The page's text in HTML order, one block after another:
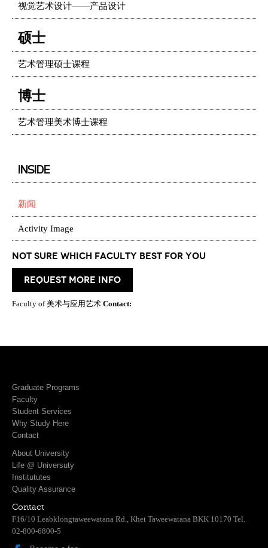
视觉艺术设计——产品设计
硕士
艺术管理硕士课程
博士
艺术管理美术博士课程
INSIDE
新闻
Activity Image
Not Sure which Faculty best for you
request more info
Faculty of 美术与应用艺术 Contact:
Graduate Programs
Faculty
Student Services
Why Study Here
Contact
About University
Life @ Universuty
Institututes
Quality Assurance
Contact
F16/10 Leabklongtaweewatana Rd., Khet Taweewatana BKK 10170 Tel.
02-800-6800-5